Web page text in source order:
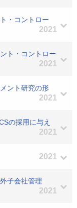
・コントロー
2021
ト・コントロー
2021
ント研究の形
2021
の採用に与え
2021
2021
子会社管理
2021